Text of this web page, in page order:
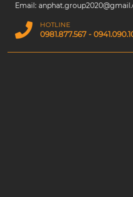
Email:
HOTLINE
0981.877.567 -